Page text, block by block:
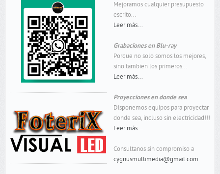
Mejoramos cualquier presupuesto
escrito...
Leer más...
Grabaciones en Blu-ray
Porque no solo somos los mejores,
sino tambien los primeros...
Leer más...
Proyecciones en donde sea
Disponemos equipos para proyectar
donde sea, incluso sin electricidad!!!
Leer más...
Consultanos sin compromiso a
cygnusmultimedia@gmail.com